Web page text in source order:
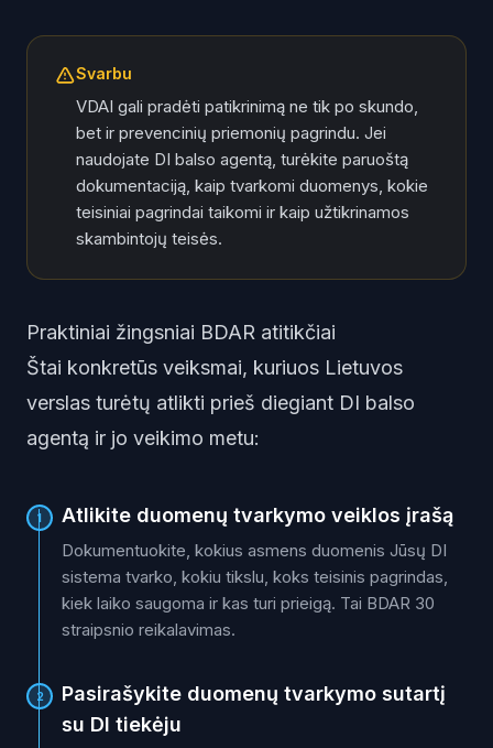
Svarbu
VDAI gali pradėti patikrinimą ne tik po skundo,
bet ir prevencinių priemonių pagrindu. Jei
naudojate DI balso agentą, turėkite paruoštą
dokumentaciją, kaip tvarkomi duomenys, kokie
teisiniai pagrindai taikomi ir kaip užtikrinamos
skambintojų teisės.
Praktiniai žingsniai BDAR atitikčiai
Štai konkretūs veiksmai, kuriuos Lietuvos
verslas turėtų atlikti prieš diegiant DI balso
agentą ir jo veikimo metu:
1 Atlikite duomenų tvarkymo veiklos įrašą
Dokumentuokite, kokius asmens duomenis Jūsų DI
sistema tvarko, kokiu tikslu, koks teisinis pagrindas,
kiek laiko saugoma ir kas turi prieigą. Tai BDAR 30
straipsnio reikalavimas.
2
Pasirašykite duomenų tvarkymo sutartį
su DI tiekėju